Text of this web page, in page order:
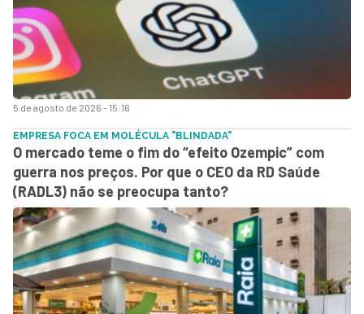
5 de agosto de 2026 - 15:16
EMPRESA FOCA EM MOLÉCULA "BLINDADA"
O mercado teme o fim do “efeito Ozempic” com
guerra nos preços. Por que o CEO da RD Saúde
(RADL3) não se preocupa tanto?